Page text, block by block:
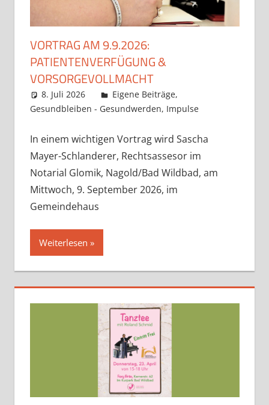
VORTRAG AM 9.9.2026:
PATIENTENVERFÜGUNG &
VORSORGEVOLLMACHT
8. Juli 2026 Claudia Ollenhauer
Eigene Beiträge,
Gesundbleiben - Gesundwerden, Impulse
In einem wichtigen Vortrag wird Sascha
Mayer-Schlanderer, Rechtsassesor im
Notarial Glomik, Nagold/Bad Wildbad, am
Mittwoch, 9. September 2026, im
Gemeindehaus
Weiterlesen